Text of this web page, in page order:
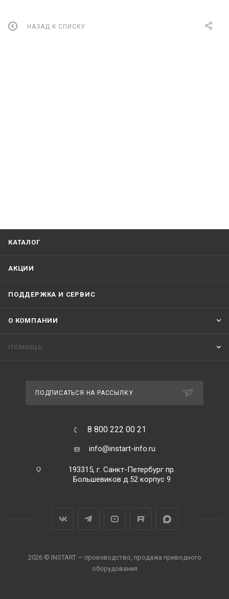
НАЗАД К СПИСКУ
КАТАЛОГ
АКЦИИ
ПОДДЕРЖКА И СЕРВИС
О КОМПАНИИ
ПОМОЩЬ
ПОДПИСАТЬСЯ НА РАССЫЛКУ
8 800 222 00 21
info@instart-info.ru
193315, г. Санкт-Петербург пр.
Большевиков д.52 корпус 9
2026 © INSTART — производство, продажа приводного
оборудования